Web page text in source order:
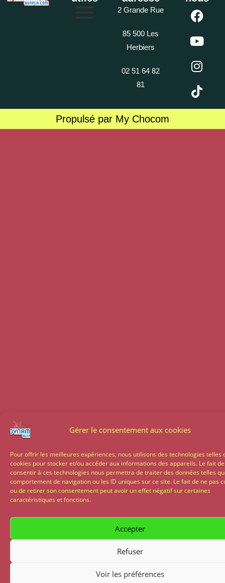
Gérer le consentement aux cookies
Pour offrir les meilleures expériences, nous utilisons des technologies telles
cookies pour stocker et/ou accéder aux informations des appareils. Le fait de
consentir à ces technologies nous permettra de traiter des données telles
comportement de navigation ou les ID uniques sur ce site. Le fait de ne pas
ou de retirer son consentement peut avoir un effet négatif sur certaines
caractéristiques et fonctions.
Accepter
Refuser
Voir les préférences
2 Grande Rue
85 500 Les
Herbiers
02 51 64 82
81
Propulsé par My Chocom